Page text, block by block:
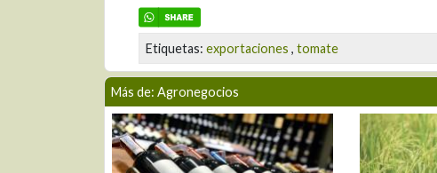
Etiquetas: exportaciones , tomate
Más de: Agronegocios